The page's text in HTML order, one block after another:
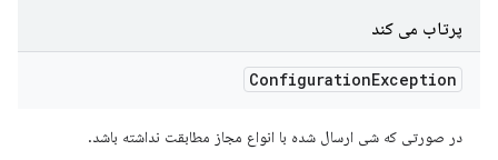
پرتاب می کند
ConfigurationException
در صورتی که شی ارسال شده با انواع مجاز مطابقت نداشته باشد.